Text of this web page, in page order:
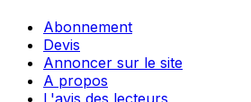
Abonnement
Devis
Annoncer sur le site
A propos
L'avis des lecteurs